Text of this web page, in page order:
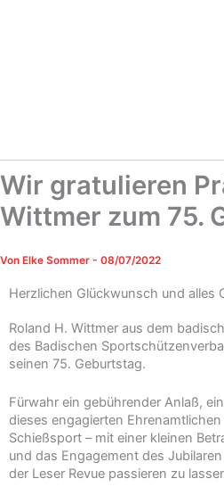
Wir gratulieren
Wittmer zum 75.
Von Elke Sommer - 08/07/2022
Herzlichen Glückwunsch und alles
Roland H. Wittmer aus dem
des Badischen
seinen 75. Geburtstag.
Fürwahr ein gebührender Anlaß,
dieses engagierten
Schießsport – mit einer kleinen
und das Engagement des
der Leser Revue passieren zu